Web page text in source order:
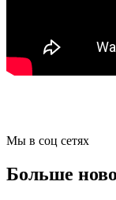
Мы в соц сетях
Больше